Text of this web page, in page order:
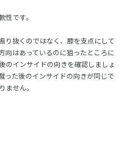
性です。
り抜くのではなく、膝を支点にして
向はあっているのに狙ったところに
のインサイドの向きを確認しましょ
った後のインサイドの向きが同じで
ません。